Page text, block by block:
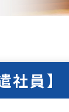
社員】